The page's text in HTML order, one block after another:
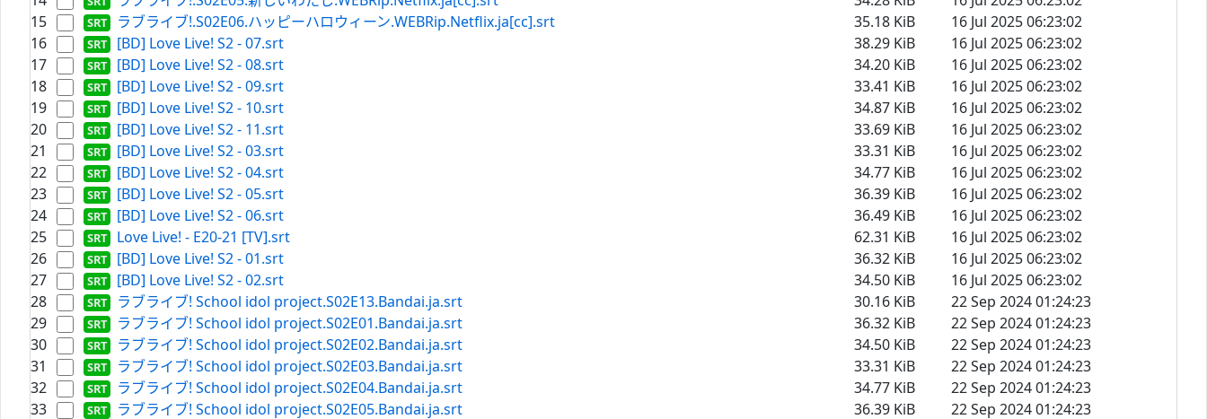
15
ラブライブ!.S02E06.ハッピーハロウィーン.WEBRip.Netflix.ja[cc].srt 35.18 KiB
16 Jul 2025 06:23:02
16
[BD] Love Live! S2 - 07.srt 38.29 KiB
16 Jul 2025 06:23:02
17
[BD] Love Live! S2 - 08.srt 34.20 KiB
16 Jul 2025 06:23:02
18
[BD] Love Live! S2 - 09.srt 33.41 KiB
16 Jul 2025 06:23:02
19
[BD] Love Live! S2 - 10.srt 34.87 KiB
16 Jul 2025 06:23:02
20
[BD] Love Live! S2 - 11.srt 33.69 KiB
16 Jul 2025 06:23:02
21
[BD] Love Live! S2 - 03.srt 33.31 KiB
16 Jul 2025 06:23:02
22
[BD] Love Live! S2 - 04.srt 34.77 KiB
16 Jul 2025 06:23:02
23
[BD] Love Live! S2 - 05.srt 36.39 KiB
16 Jul 2025 06:23:02
24
[BD] Love Live! S2 - 06.srt 36.49 KiB
16 Jul 2025 06:23:02
25
Love Live! - E20-21 [TV].srt 62.31 KiB
16 Jul 2025 06:23:02
26
[BD] Love Live! S2 - 01.srt 36.32 KiB
16 Jul 2025 06:23:02
27
[BD] Love Live! S2 - 02.srt 34.50 KiB
16 Jul 2025 06:23:02
28
ラブライブ! School idol project.S02E13.Bandai.ja.srt 30.16 KiB
22 Sep 2024 01:24:23
29
ラブライブ! School idol project.S02E01.Bandai.ja.srt 36.32 KiB
22 Sep 2024 01:24:23
30
ラブライブ! School idol project.S02E02.Bandai.ja.srt 34.50 KiB
22 Sep 2024 01:24:23
31
ラブライブ! School idol project.S02E03.Bandai.ja.srt 33.31 KiB
22 Sep 2024 01:24:23
32
ラブライブ! School idol project.S02E04.Bandai.ja.srt 34.77 KiB
22 Sep 2024 01:24:23
33
ラブライブ! School idol project.S02E05.Bandai.ja.srt 36.39 KiB
22 Sep 2024 01:24:23